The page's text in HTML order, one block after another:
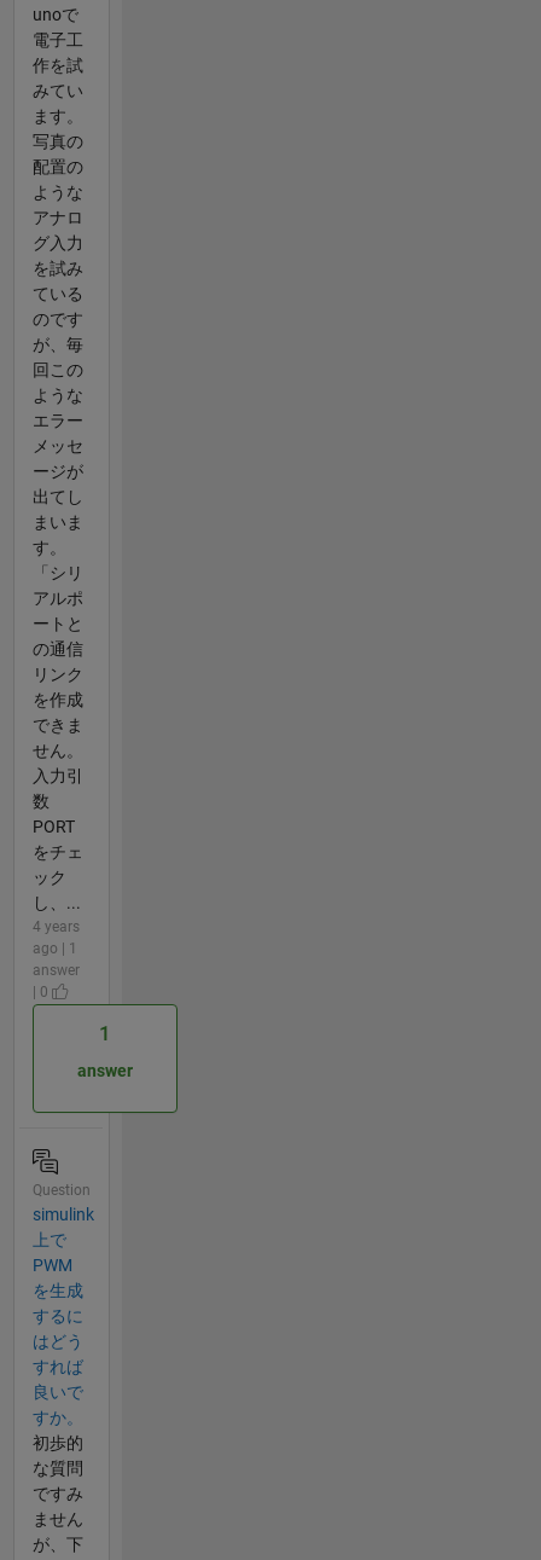
unoで
電子工
作を試
みてい
ます。
写真の
配置の
ような
アナロ
グ入力
を試み
ている
のです
が、毎
回この
ような
エラー
メッセ
ージが
出てし
まいま
す。
「シリ
アルポ
ートと
の通信
リンク
を作成
できま
せん。
入力引
数
PORT
をチェ
ック
し、...
4 years
ago | 1
answer
| 0
1
answer
Question
simulink
上で
PWM
を生成
するに
はどう
すれば
良いで
すか。
初歩的
な質問
ですみ
ません
が、下